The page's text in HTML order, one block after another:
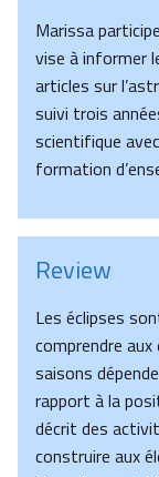
Marissa
vise à informer
articles sur
suivi trois
scientifique
formation
Review
Les éclipses
comprendre
saisons
rapport à la
décrit des
construire aux